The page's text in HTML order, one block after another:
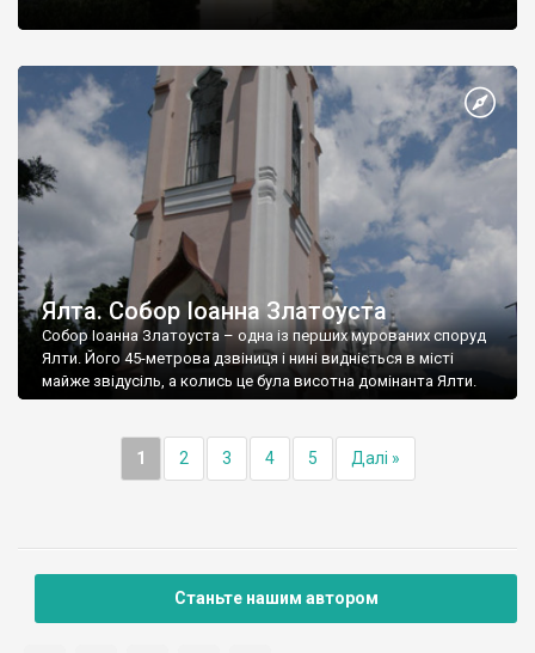
Ялта. Собор Іоанна Златоуста
Собор Іоанна Златоуста – одна із перших мурованих споруд
Ялти. Його 45-метрова дзвіниця і нині видніється в місті
майже звідусіль, а колись це була висотна домінанта Ялти.
1 2 3 4 5 Далі »
Станьте нашим автором